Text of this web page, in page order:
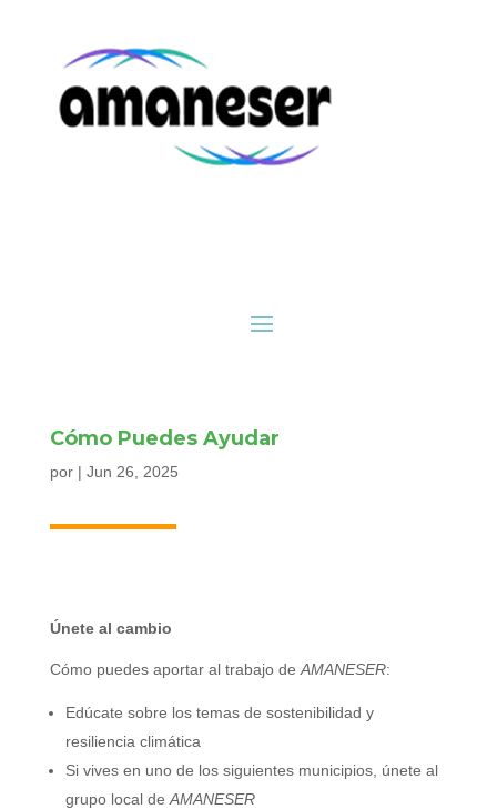
Cómo Puedes Ayudar
por | Jun 26, 2025
Únete al cambio
Cómo puedes aportar al trabajo de AMANESER:
Edúcate sobre los temas de sostenibilidad y
resiliencia climática
Si vives en uno de los siguientes municipios, únete al
grupo local de AMANESER